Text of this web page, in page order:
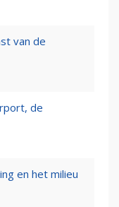
van de
de
en het milieu